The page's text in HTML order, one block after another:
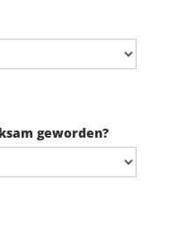
geworden?